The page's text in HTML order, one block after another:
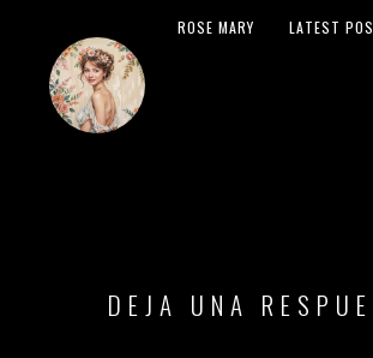
ROSE MARY LATEST
DEJA UNA